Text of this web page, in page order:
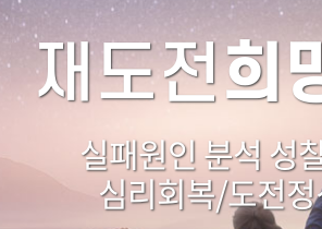
재도전희
멘토와 함께 떠나는
재도전 성공기업 방
재도전희
실패원인 분석 성
심리회복/도전
재창업역
재창업에 필요한 역량
재창업 정보
재창업인
재창업에 필요한 집중
자금확보를 위한 정보
무료
무료상담전화
E-MAIL: